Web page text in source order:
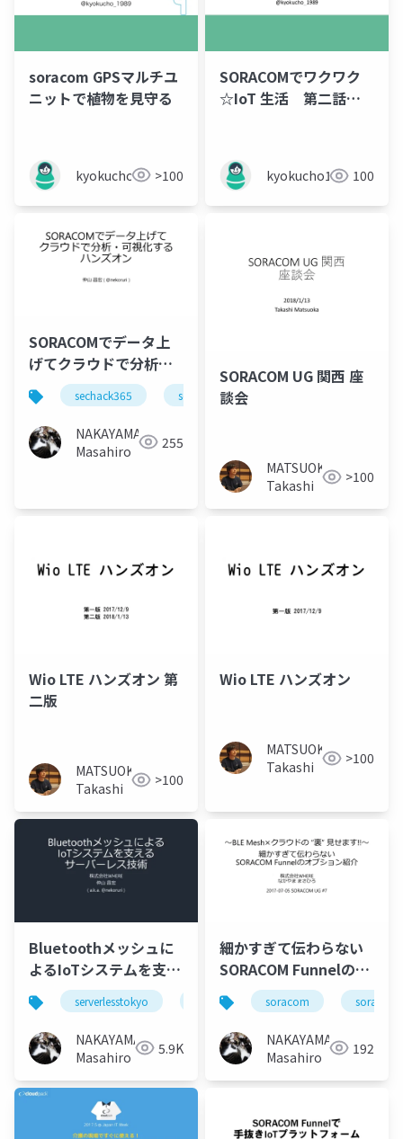
soracom GPSマルチユ
ニットで植物を見守る
kyokucho1989>100
SORACOMでワクワク
☆IoT 生活 第二話：
kyokucho1989 100
SORACOMでデータ上
げてクラウドで分析・
可視化するハンズオン
#SecHack365
sechack365 soracom
NAKAYAMA
Masahiro
255
SORACOM UG 関西 座
談会
MATSUOKA
Takashi
>100
Wio LTE ハンズオン 第
二版
MATSUOKA
Takashi
>100
Wio LTE ハンズオン
MATSUOKA
Takashi
>100
Bluetoothメッシュに
よるIoTシステムを支え
るサーバーレス技術
#serverlesstokyo
serverlesstokyo serverless aws lambda
NAKAYAMA
Masahiro
5.9K
細かすぎて伝わらない
SORACOM Funnelのオ
プション紹介
#soracomug
soracom
NAKAYAMA
Masahiro
192